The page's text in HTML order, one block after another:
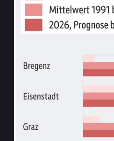
Gesellschaft sowie am
genommen, weil wir nicht
weggekommen sind.“ Und
> „Wir sind auf den Zustand
Klimakrise, fortschreitend
Extremwetter
, wiederholend
, länger werdend